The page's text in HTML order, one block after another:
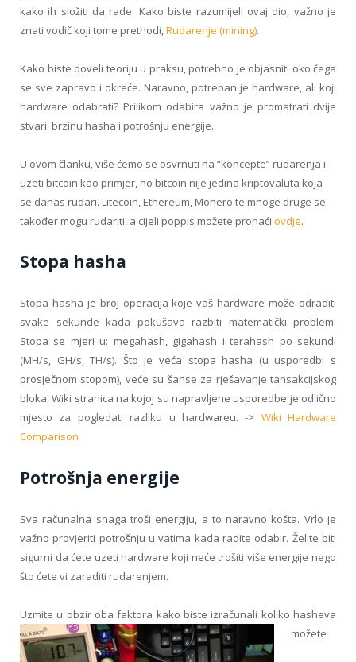
kako ih složiti da rade. Kako biste razumijeli ovaj dio, važno je
znati vodič koji tome prethodi,Rudarenje (mining).
Kako biste doveli teoriju u praksu, potrebno je objasniti oko čega
se sve zapravo i okreće. Naravno, potreban je hardware, ali koji
hardware odabrati? Prilikom odabira važno je promatrati dvije
stvari: brzinu hasha i potrošnju energije.
U ovom članku, više ćemo se osvrnuti na “koncepte” rudarenja i
uzeti bitcoin kao primjer, no bitcoin nije jedina kriptovaluta koja
se danas rudari. Litecoin, Ethereum, Monero te mnoge druge se
također mogu rudariti, a cijeli poppis možete pronaći ovdje.
Stopa hasha
Stopa hasha je broj operacija koje vaš hardware može odraditi
svake sekunde kada pokušava razbiti matematički problem.
Stopa se mjeri u: megahash, gigahash i terahash po sekundi
(MH/s, GH/s, TH/s). Što je veća stopa hasha (u usporedbi s
prosječnom stopom), veće su šanse za rješavanje tansakcijskog
bloka. Wiki stranica na kojoj su napravljene usporedbe je odlično
mjesto za pogledati razliku u hardwareu. -> Wiki Hardware
Comparison
Potrošnja energije
Sva računalna snaga troši energiju, a to naravno košta. Vrlo je
važno provjeriti potrošnju u vatima kada radite odabir. Želite biti
sigurni da ćete uzeti hardware koji neće trošiti više energije nego
što ćete vi zaraditi rudarenjem.
Uzmite u obzir oba faktora kako biste izračunali koliko hasheva
možete